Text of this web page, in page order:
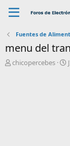
Fuentes de
menu del
A
chicopercebes